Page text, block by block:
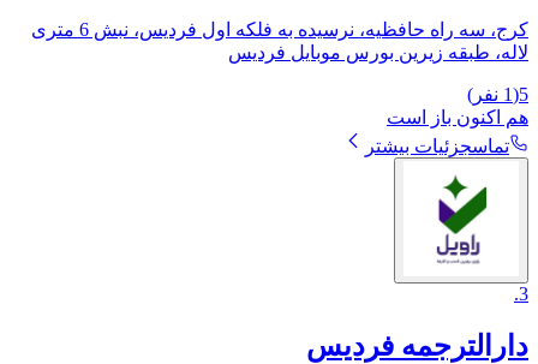
کرج، سه راه حافظیه، نرسیده به فلکه اول فردیس، نبش 6 متری
لاله، طبقه زیرین بورس موبایل فردیس
5
(
1 نفر)
هم اکنون باز است
تماسجزئیات بیشتر
3
.
دارالترجمه فردیس